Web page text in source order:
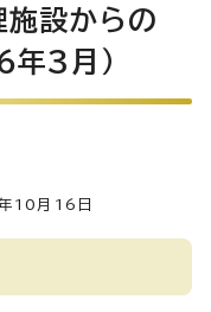
設からの
年3月）
10月16日